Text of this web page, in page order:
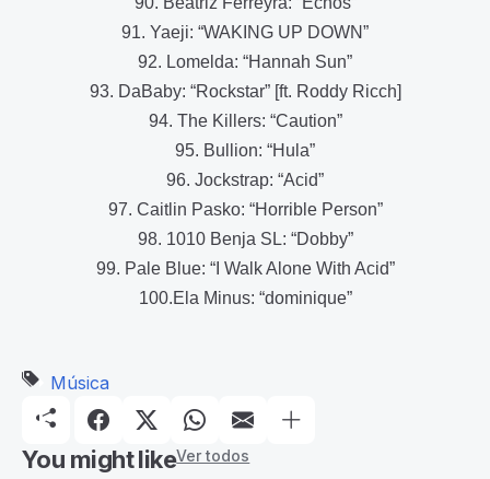
91. Yaeji: “WAKING UP DOWN”
92. Lomelda: “Hannah Sun”
93. DaBaby: “Rockstar” [ft. Roddy Ricch]
94. The Killers: “Caution”
95. Bullion: “Hula”
96. Jockstrap: “Acid”
97. Caitlin Pasko: “Horrible Person”
98. 1010 Benja SL: “Dobby”
99. Pale Blue: “I Walk Alone With Acid”
100.Ela Minus: “dominique”
Música
You might likeVer todos